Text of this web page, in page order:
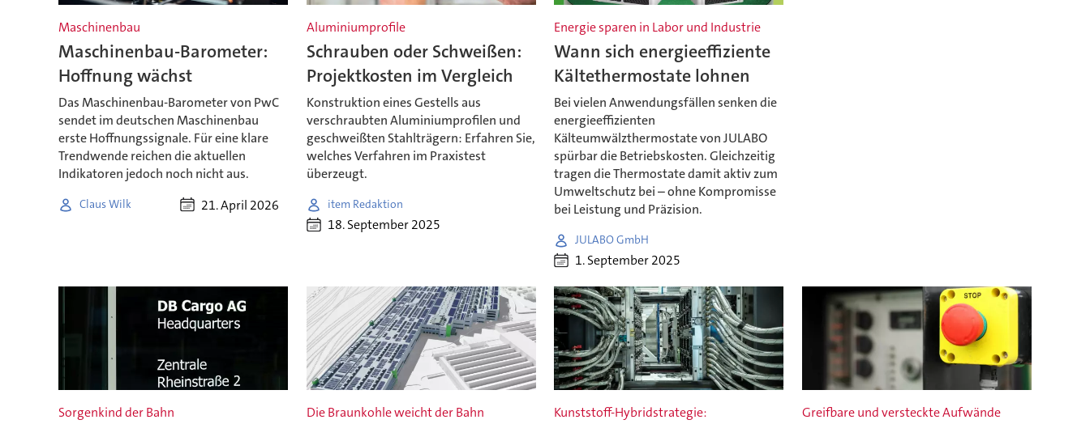
Maschinenbau
Maschinenbau-Barometer:
Hoffnung wächst
Das Maschinenbau-Barometer von PwC
sendet im deutschen Maschinenbau
erste Hoffnungssignale. Für eine klare
Trendwende reichen die aktuellen
Indikatoren jedoch noch nicht aus.
Claus Wilk 21. April 2026
Aluminiumprofile
Schrauben oder Schweißen:
Projektkosten im Vergleich
Konstruktion eines Gestells aus
verschraubten Aluminiumprofilen und
geschweißten Stahlträgern: Erfahren Sie,
welches Verfahren im Praxistest
überzeugt.
item Redaktion
18. September 2025
Energie sparen in Labor und Industrie
Wann sich energieeffiziente
Kältethermostate lohnen
Bei vielen Anwendungsfällen senken die
energieeffizienten
Kälteumwälzthermostate von JULABO
spürbar die Betriebskosten. Gleichzeitig
tragen die Thermostate damit aktiv zum
Umweltschutz bei – ohne Kompromisse
bei Leistung und Präzision.
JULABO GmbH
1. September 2025
Sorgenkind der Bahn Die Braunkohle weicht der Bahn Kunststoff-Hybridstrategie: Greifbare und versteckte Aufwände